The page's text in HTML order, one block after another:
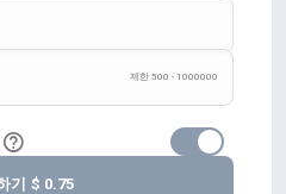
제한 500 - 1000000
기 $ 0.75